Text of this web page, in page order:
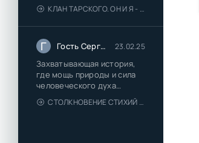
КЛАН ТАРСКОГО. ОН И Я - ЕЛЕНА ТОДОРОВА (1)
Г Гость Сергей 23.02.25
Захватывающая история,
где мощь природы и сила
человеческого духа
сплетаются в напряжённый
и
СТОЛКНОВЕНИЕ СТИХИЙ - ВАЛЕРИЙ ГУМИНСКИЙ